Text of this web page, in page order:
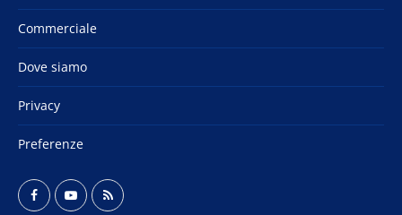
Commerciale
Dove siamo
Privacy
Preferenze